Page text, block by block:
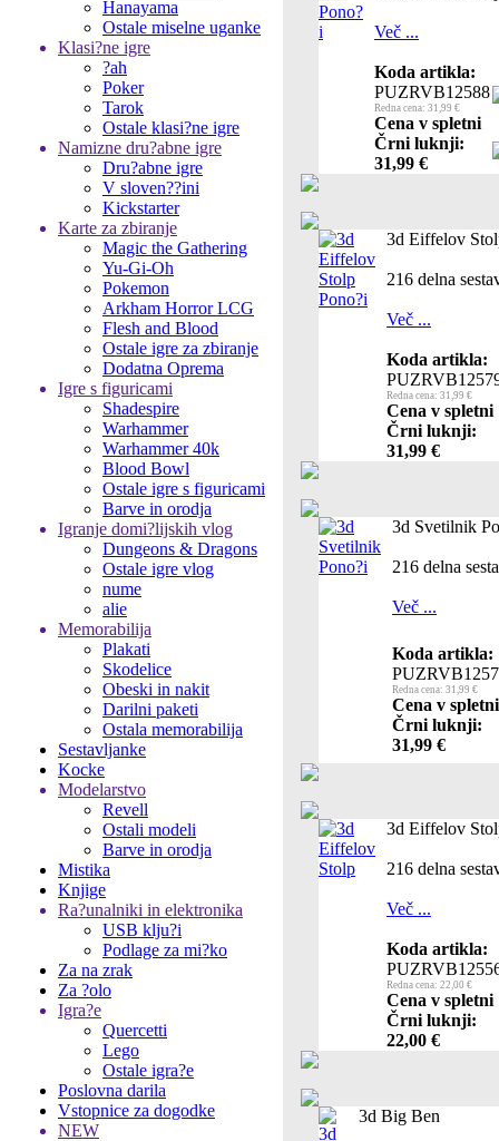
Hanayama
Ostale miselne uganke
Klasi?ne igre
?ah
Poker
Tarok
Ostale klasi?ne igre
Namizne dru?abne igre
Dru?abne igre
V sloven??ini
Kickstarter
Karte za zbiranje
Magic the Gathering
Yu-Gi-Oh
Pokemon
Arkham Horror LCG
Flesh and Blood
Ostale igre za zbiranje
Dodatna Oprema
Igre s figuricami
Shadespire
Warhammer
Warhammer 40k
Blood Bowl
Ostale igre s figuricami
Barve in orodja
Igranje domi?lijskih vlog
Dungeons & Dragons
Ostale igre vlog
nume
alie
Memorabilija
Plakati
Skodelice
Obeski in nakit
Darilni paketi
Ostala memorabilija
Sestavljanke
Kocke
Modelarstvo
Revell
Ostali modeli
Barve in orodja
Mistika
Knjige
Ra?unalniki in elektronika
USB klju?i
Podlage za mi?ko
Za na zrak
Za ?olo
Igra?e
Quercetti
Lego
Ostale igra?e
Poslovna darila
Vstopnice za dogodke
NEW
Več ...
Koda artikla:
PUZRVB12588
Redna cena: 31,99 €
Cena v spletni
Črni luknji:
31,99 €
3d Eiffelov
216 delna
Več ...
Koda artikla:
Redna cena: 31,99 €
Cena v spletni
Črni luknji:
31,99 €
3d Svetilnik
216 delna
Več ...
Koda artikla:
Redna cena: 31,99 €
Cena v spletni
Črni luknji:
31,99 €
3d Eiffelov
216 delna
Več ...
Koda artikla:
Redna cena: 22,00 €
Cena v spletni
Črni luknji:
22,00 €
3d Big Ben